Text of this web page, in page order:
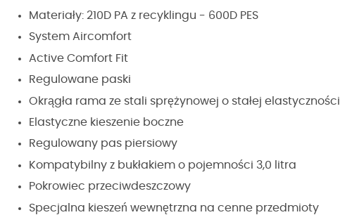
Materiały: 210D PA z recyklingu - 600D PES
System Aircomfort
Active Comfort Fit
Regulowane paski
Okrągła rama ze stali sprężynowej o stałej elastyczności
Elastyczne kieszenie boczne
Regulowany pas piersiowy
Kompatybilny z bukłakiem o pojemności 3,0 litra
Pokrowiec przeciwdeszczowy
Specjalna kieszeń wewnętrzna na cenne przedmioty